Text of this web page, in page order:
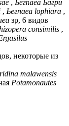
, Ьегпаеа Багри
, Ьегпаеа lophiara ,
зр, 6 видов
consimilis ,
некоторые из
malawensis
Potamonautes